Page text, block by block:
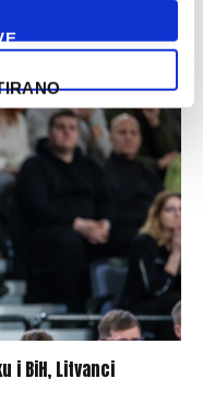
i BiH, Litvanci